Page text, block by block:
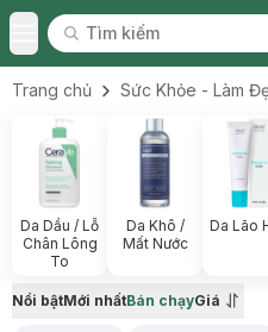
Toggle Menu
Tìm kiếm
Tìm kiếm
Trang chủ Sức Khỏe - Làm
Da Dầu / Lỗ
Chân Lông
To
Da Khô /
Mất Nước
Da Lão
Nổi bậtMới nhấtBán chạyGiá